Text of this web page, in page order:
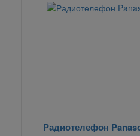
Радиотелефон